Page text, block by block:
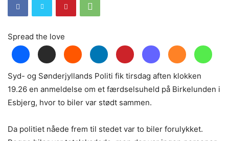
Spread the love
Syd- og Sønderjyllands Politi fik tirsdag aften klokken
19.26 en anmeldelse om et færdselsuheld på Birkelunden i
Esbjerg, hvor to biler var stødt sammen.
Da politiet nåede frem til stedet var to biler forulykket.